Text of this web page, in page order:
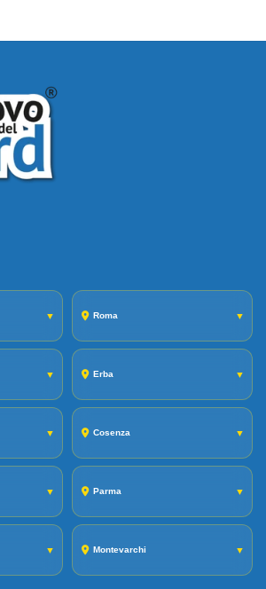
▼ Roma ▼
▼ Erba ▼
▼ Cosenza ▼
▼ Parma ▼
▼ Montevarchi ▼